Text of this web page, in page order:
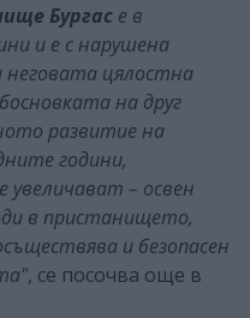
Бургас е в
и е с нарушена
неговата цялостна
на друг
развитие на
години,
увеличават – освен
в пристанището,
и безопасен
, се посочва още в